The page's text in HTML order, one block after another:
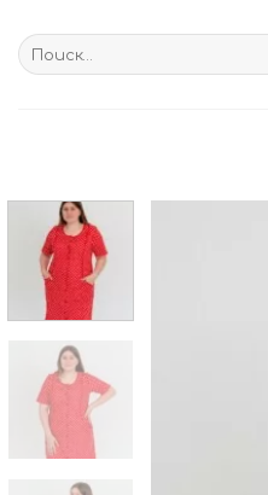
content
Искать: